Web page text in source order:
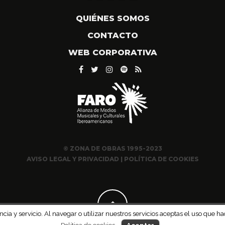
QUIÉNES SOMOS
CONTACTO
WEB CORPORATIVA
© ZONA DE OBRAS 1995-2023
AVISO LEGAL Y PRIVACIDAD | POLÍTICA DE COOKIES
y servicio. Al navegar o utilizar nuestros servicios aceptas el uso que